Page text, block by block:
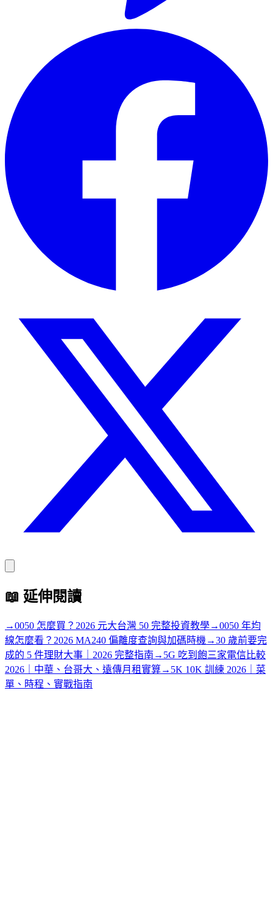
📖 延伸閱讀
→0050 怎麼買？2026 元大台灣 50 完整投資教學→0050 年均
線怎麼看？2026 MA240 偏離度查詢與加碼時機→30 歲前要完
成的 5 件理財大事｜2026 完整指南 → 5G 吃到飽三家電信比較
2026｜中華、台哥大、遠傳月租實算→ 5K 10K 訓練 2026｜菜
單、時程、實戰指南